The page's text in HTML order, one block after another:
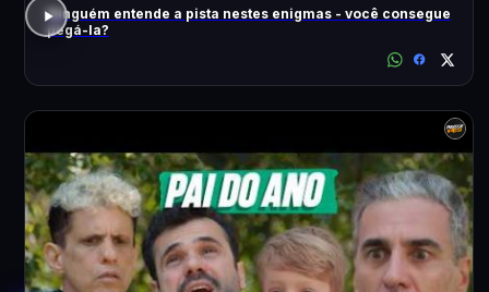
Ninguém entende a pista nestes enigmas - você consegue
pegá-la?